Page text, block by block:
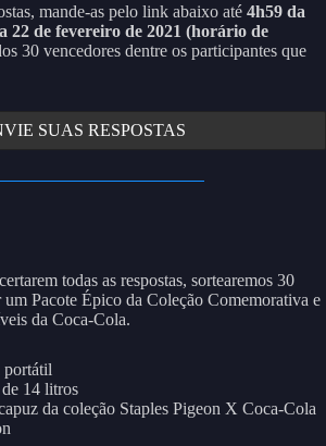
mande-as pelo link abaixo até 4h59 da
22 de fevereiro de 2021 (horário de
30 vencedores dentre os participantes que
SUAS RESPOSTAS
todas as respostas, sortearemos 30
um Pacote Épico da Coleção Comemorativa e
da Coca-Cola.
portátil
14 litros
da coleção Staples Pigeon X Coca-Cola